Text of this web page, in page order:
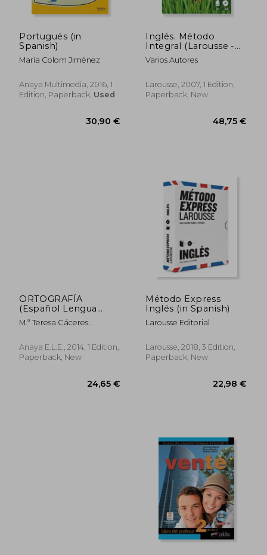
Portugués (in
Spanish)
María Colom Jiménez
Anaya Multimedia, 2016, 1
Edition, Paperback, Used
Inglés. Método
Integral (Larousse -
Métodos Integrales)
(in Spanish)
Varios Autores
Larousse, 2007, 1 Edition,
Paperback, New
ORTOGRAFÍA
(Español Lengua
Extranjera) (in
Spanish)
M.ª Teresa Cáceres
Peralta
Anaya E.L.E., 2014, 1 Edition,
Paperback, New
Método Express
Inglés (in Spanish)
Larousse Editorial
Larousse, 2018, 3 Edition,
Paperback, New